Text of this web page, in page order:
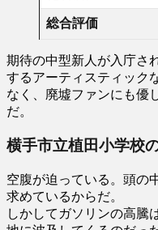
総合評価
期待の中型新人が入庁さ
するアーティスティック
なく、廃墟ファンにも優
だ。
横手市立植田小学校
空腹が迫っている。頭の
求めているからだ。
しかしてガソリンの高騰